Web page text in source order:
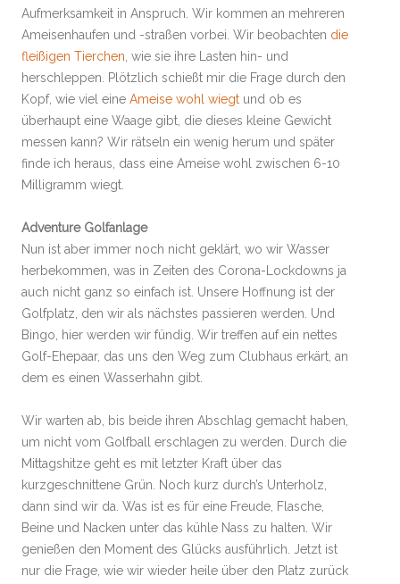
Aufmerksamkeit in Anspruch. Wir kommen an mehreren
Ameisenhaufen und -straßen vorbei. Wir beobachten die
fleißigen Tierchen , wie sie ihre Lasten hin- und
herschleppen. Plötzlich schießt mir die Frage durch den
Kopf, wie viel eine Ameise wohl wiegt und ob es
überhaupt eine Waage gibt, die dieses kleine Gewicht
messen kann? Wir rätseln ein wenig herum und später
finde ich heraus, dass eine Ameise wohl zwischen 6-10
Milligramm wiegt.
Adventure Golfanlage
Nun ist aber immer noch nicht geklärt, wo wir Wasser
herbekommen, was in Zeiten des Corona-Lockdowns ja
auch nicht ganz so einfach ist. Unsere Hoffnung ist der
Golfplatz, den wir als nächstes passieren werden. Und
Bingo, hier werden wir fündig. Wir treffen auf ein nettes
Golf-Ehepaar, das uns den Weg zum Clubhaus erkärt, an
dem es einen Wasserhahn gibt.
Wir warten ab, bis beide ihren Abschlag gemacht haben,
um nicht vom Golfball erschlagen zu werden. Durch die
Mittagshitze geht es mit letzter Kraft über das
kurzgeschnittene Grün. Noch kurz durch’s Unterholz,
dann sind wir da. Was ist es für eine Freude, Flasche,
Beine und Nacken unter das kühle Nass zu halten. Wir
genießen den Moment des Glücks ausführlich. Jetzt ist
nur die Frage, wie wir wieder heile über den Platz zurück